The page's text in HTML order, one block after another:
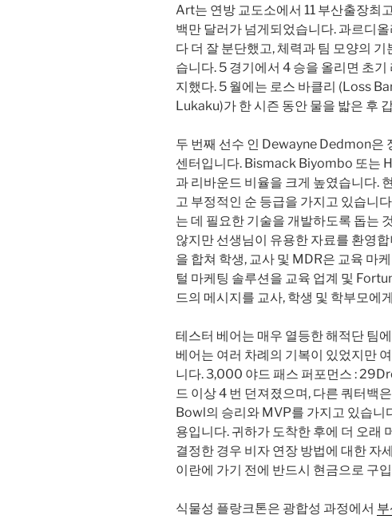
Art는 연방 교도소에서 11 부산출장최
백만 달러가 넘게되었습니다. 과르디
다 더 잘 분단했고, 체력과 팀 모양의
습니다. 5 경기에서 4 승을 올리면 초
지했다. 5 월에는 로스 바클리 (Loss
Lukaku)가 한 시즌 동안 물을 밟은 후
두 번째 선수 인 Dewayne Dedmon은
센터입니다. Bismack Biyombo 또는
과 리바운드 비율을 크게 높였습니다.
고 부정적인 순 등급을 가지고 있습니
는 데 필요한 기술을 개발하도록 돕는
않지만 선생님이 유용한 자료를 환영
을 합쳐 학생, 교사 및 MDR은 교육 마
털 마케팅 솔루션을 교육 업계 및
드의 메시지를 교사, 학생 및 학부모에
테스터 베어는 매우 열등한 해적단 팀
베어는 여러 차례의 기복이 있었지만
니다. 3,000 야드 패스 퍼포먼스 :
드 이상 4 번 던져졌으며, 다른 쿼터백
Bowl의 승리와 MVP를 가지고 있습니
용입니다. 귀하가 도착한 후에 더 오래
결정한 경우 비자 연장 방법에 대한 자
이란에 가기 전에 반드시 현금으로 구
식물성 플랑크톤은 광합성 과정에서